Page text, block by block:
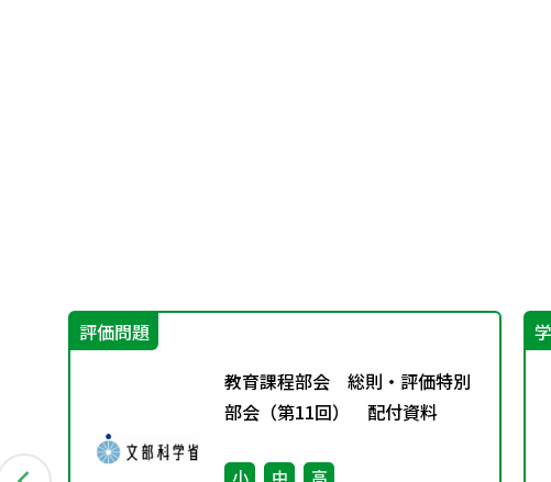
評価問題
教育課程部会 総則・評価特別
部会（第11回） 配付資料